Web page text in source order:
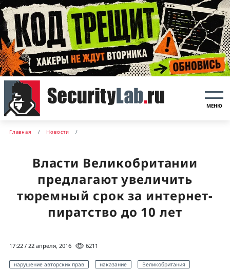
МЕНЮ
Главная Новости
Власти Великобритании
предлагают увеличить
тюремный срок за интернет-
пиратство до 10 лет
17:22 / 22 апреля, 2016 6211
нарушение авторских прав наказание Великобритания